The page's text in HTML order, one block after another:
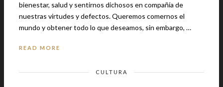
bienestar, salud y sentirnos dichosos en compañía de
nuestras virtudes y defectos. Queremos comernos el
mundo y obtener todo lo que deseamos, sin embargo, …
READ MORE
CULTURA